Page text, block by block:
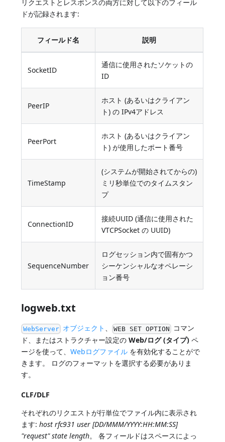
リクエストとレスポンスの両方に対して以下のフィール
ドが記録されます:
フィールド名 説明
SocketID
通信に使用されたソケットの
ID
PeerIP
ホスト (あるいはクライアン
ト) の IPv4アドレス
PeerPort
ホスト (あるいはクライアン
ト) が使用したポート番号
TimeStamp
(システムが開始されてからの)
ミリ秒単位でのタイムスタン
プ
ConnectionID
接続UUID (通信に使用された
VTCPSocket の UUID)
SequenceNumber
ログセッション内で固有かつ
シーケンシャルなオペレーシ
ョン番号
logweb.txt
WebServer オブジェクト 、 WEB SET OPTION
コマン
ド、またはストラクチャー設定のWeb/ログ (タイプ) ペ
ージを使って、Webログファイル を有効化することがで
きます。 ログのフォーマットを選択する必要がありま
す。
CLF/DLF
それぞれのリクエストが行単位でファイル内に表示され
ます:host rfc931 user [DD/MMM/YYYY:HH:MM:SS]
"request" state length。 各フィールドはスペースによっ